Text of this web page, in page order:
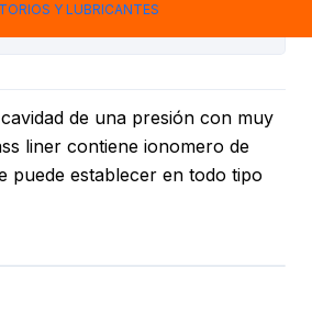
Y LUBRICANTES
de una presión con muy
liner contiene ionomero de
puede establecer en todo tipo